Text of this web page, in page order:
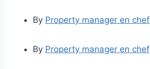
By Property manager en chef
By Property manager en chef